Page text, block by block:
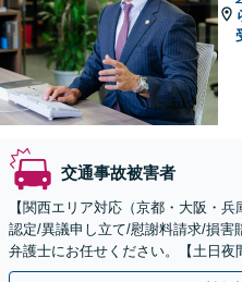
交通事故被害者
【関西エリア対応（京都・大阪・
認定/異議申し立て/慰謝料請求/損害
弁護士にお任せください。【土日夜